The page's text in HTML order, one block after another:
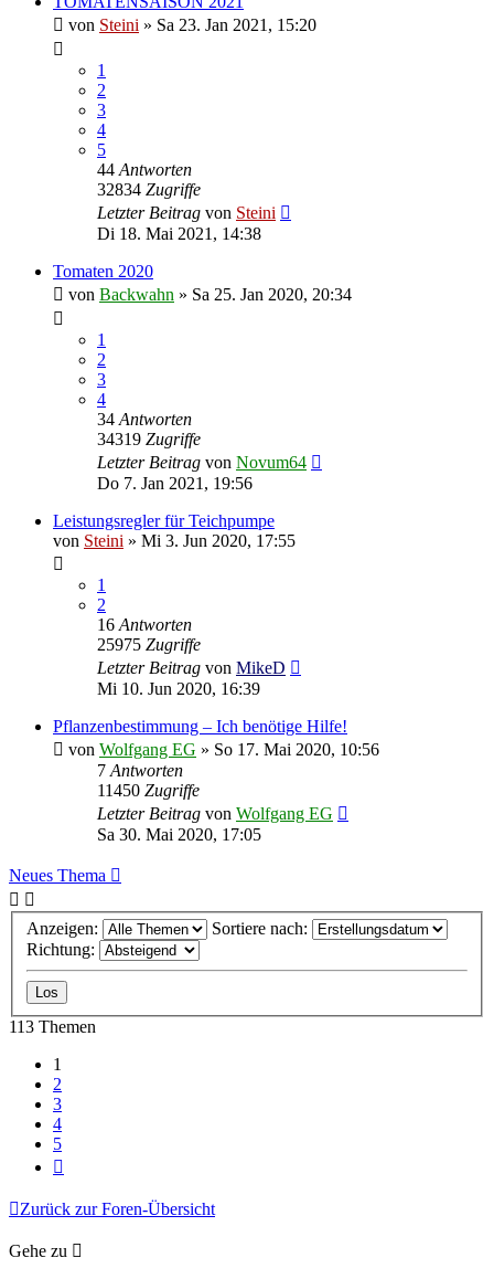
von Steini » Sa 23. Jan 2021, 15:20
1
2
3
4
5
44 Antworten
32834 Zugriffe
Letzter Beitrag von Steini
Di 18. Mai 2021, 14:38
Tomaten 2020
von Backwahn » Sa 25. Jan 2020, 20:34
1
2
3
4
34 Antworten
34319 Zugriffe
Letzter Beitrag von Novum64
Do 7. Jan 2021, 19:56
Leistungsregler für Teichpumpe
von Steini » Mi 3. Jun 2020, 17:55
1
2
16 Antworten
25975 Zugriffe
Letzter Beitrag von MikeD
Mi 10. Jun 2020, 16:39
Pflanzenbestimmung – Ich benötige Hilfe!
von Wolfgang EG » So 17. Mai 2020, 10:56
7 Antworten
11450 Zugriffe
Letzter Beitrag von Wolfgang EG
Sa 30. Mai 2020, 17:05
Neues Thema
Anzeigen:
Sortiere nach:
Richtung:
113 Themen
1
2
3
4
5
Zurück zur Foren-Übersicht
Gehe zu